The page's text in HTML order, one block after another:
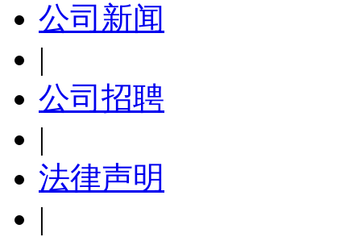
公司新闻
|
公司招聘
|
法律声明
|